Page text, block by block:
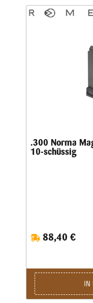
.300 Norma
10-schüssig
88,40 €
IN